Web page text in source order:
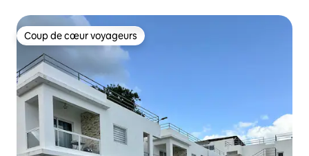
Coup de cœur voyageurs
Coup de cœur voyageurs